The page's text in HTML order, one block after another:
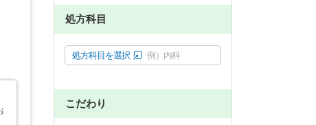
処方科目
処方科目を選択 例）内科
こだわり